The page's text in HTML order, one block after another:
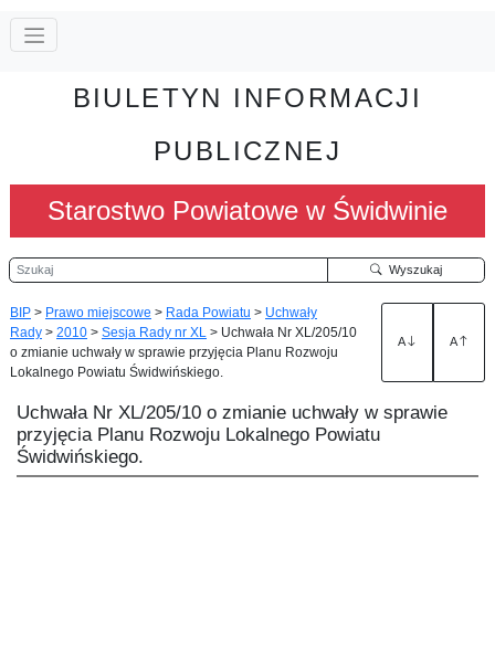
BIULETYN INFORMACJI
PUBLICZNEJ
Starostwo Powiatowe w Świdwinie
Szukaj Wyszukaj
BIP > Prawo miejscowe > Rada Powiatu > Uchwały
Rady > 2010 > Sesja Rady nr XL > Uchwała Nr XL/205/10
o zmianie uchwały w sprawie przyjęcia Planu Rozwoju
Lokalnego Powiatu Świdwińskiego.
A A
Uchwała Nr XL/205/10 o zmianie uchwały w sprawie
przyjęcia Planu Rozwoju Lokalnego Powiatu
Świdwińskiego.